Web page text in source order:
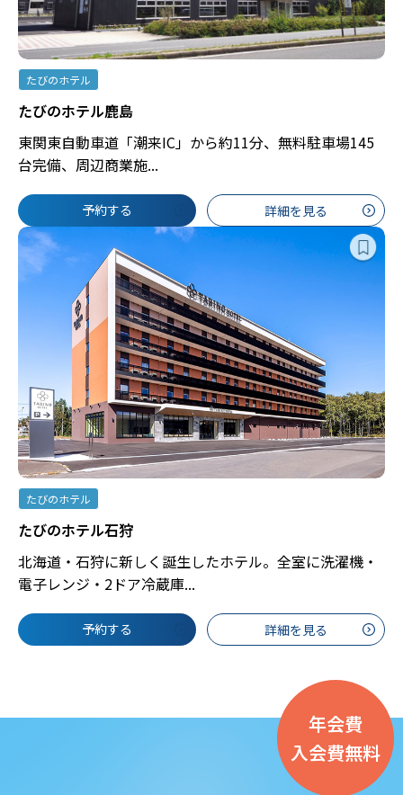
たびのホテル
たびのホテル鹿島
東関東自動車道「潮来IC」から約11分、無料駐車場145
台完備、周辺商業施...
予約する 詳細を見る
たびのホテル
たびのホテル石狩
北海道・石狩に新しく誕生したホテル。全室に洗濯機・
電子レンジ・2ドア冷蔵庫...
予約する 詳細を見る
年会費
入会費無料